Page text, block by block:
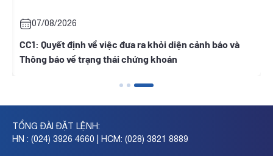
ONW:
07/08/2026
Quyết định về việc đưa ra khỏi diện cảnh báo và
báo về trạng thái chứng khoán
TỔNG ĐÀI ĐẶT LỆNH:
HN : (024) 3926 4660 | HCM: (028) 3821 8889